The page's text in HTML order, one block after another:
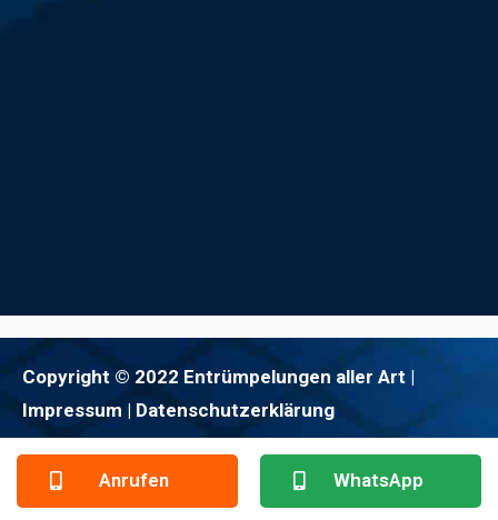
Copyright © 2022 Entrümpelungen aller Art |
Impressum | Datenschutzerklärung
Anrufen WhatsApp